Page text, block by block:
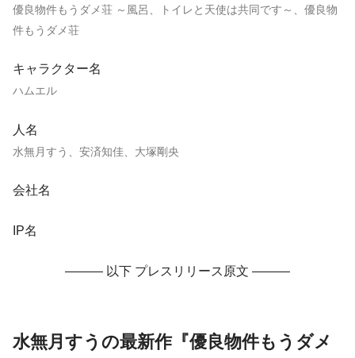
優良物件もうダメ荘 ～風呂、トイレと天使は共同です～、優良物
件もうダメ荘
キャラクター名
ハムエル
人名
水無月すう、安済知佳、大塚剛央
会社名
IP名
——— 以下 プレスリリース原文 ———
水無月すうの最新作『優良物件もうダメ